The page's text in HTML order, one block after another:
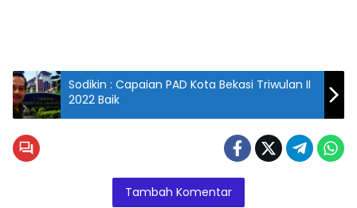
Sodikin : Capaian PAD Kota Bekasi Triwulan II
2022 Baik
Tambah Komentar